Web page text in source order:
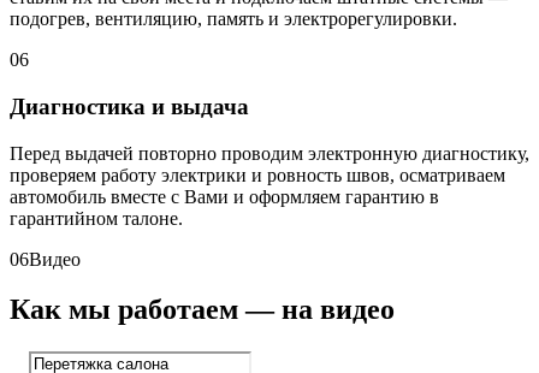
подогрев, вентиляцию, память и электрорегулировки.
06
Диагностика и выдача
Перед выдачей повторно проводим электронную диагностику,
проверяем работу электрики и ровность швов, осматриваем
автомобиль вместе с Вами и оформляем гарантию в
гарантийном талоне.
06Видео
Как мы работаем — на видео